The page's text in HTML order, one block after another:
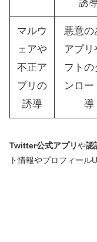
誘
マルウ
ェアや
不正ア
プリの
誘導
悪意の
アプリ
フトの
ンロー
導
Twitter公式アプリや認
ト情報やプロフィール